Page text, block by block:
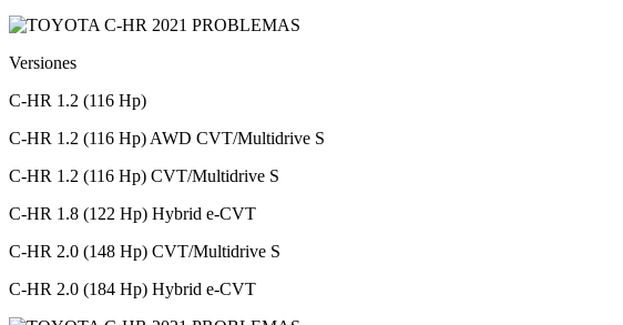
Versiones
C-HR 1.2 (116 Hp)
C-HR 1.2 (116 Hp) AWD CVT/Multidrive S
C-HR 1.2 (116 Hp) CVT/Multidrive S
C-HR 1.8 (122 Hp) Hybrid e-CVT
C-HR 2.0 (148 Hp) CVT/Multidrive S
C-HR 2.0 (184 Hp) Hybrid e-CVT